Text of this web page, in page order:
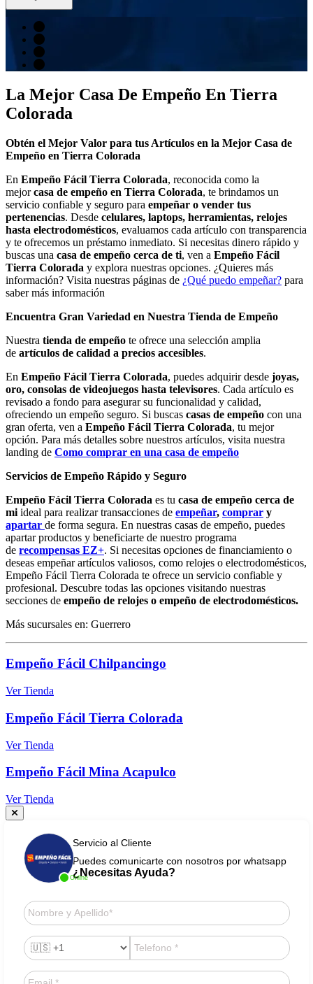
La Mejor Casa De Empeño En Tierra
Colorada
Obtén el Mejor Valor para tus Artículos en la Mejor Casa de
Empeño en Tierra Colorada
En Empeño Fácil Tierra Colorada, reconocida como la
mejorcasa de empeño en Tierra Colorada, te brindamos un
servicio confiable y seguro para empeñar o vender tus
pertenencias. Desde celulares, laptops, herramientas, relojes
hasta electrodomésticos, evaluamos cada artículo con transparencia
y te ofrecemos un préstamo inmediato. Si necesitas dinero rápido y
buscas una casa de empeño cerca de ti, ven a Empeño Fácil
Tierra Colorada y explora nuestras opciones. ¿Quieres más
información? Visita nuestras páginas de ¿Qué puedo empeñar? para
saber más información
Encuentra Gran Variedad en Nuestra Tienda de Empeño
Nuestra tienda de empeño te ofrece una selección amplia
de artículos de calidad a precios accesibles.
En Empeño Fácil Tierra Colorada, puedes adquirir desde joyas,
oro, consolas de videojuegos hasta televisores. Cada artículo es
revisado a fondo para asegurar su funcionalidad y calidad,
ofreciendo un empeño seguro. Si buscas casas de empeño con una
gran oferta, ven a Empeño Fácil Tierra Colorada, tu mejor
opción. Para más detalles sobre nuestros artículos, visita nuestra
landing de Como comprar en una casa de empeño
Servicios de Empeño Rápido y Seguro
Empeño Fácil Tierra Colorada es tu casa de empeño cerca de
mi ideal para realizar transacciones de empeñar, comprar y
apartar de forma segura. En nuestras casas de empeño, puedes
apartar productos y beneficiarte de nuestro programa
de recompensas EZ+. Si necesitas opciones de financiamiento o
deseas empeñar artículos valiosos, como relojes o electrodomésticos,
Empeño Fácil Tierra Colorada te ofrece un servicio confiable y
profesional. Descubre todas las opciones visitando nuestras
secciones de empeño de relojes o empeño de electrodomésticos.
Más sucursales en: Guerrero
Empeño Fácil Chilpancingo
Ver Tienda
Empeño Fácil Tierra Colorada
Ver Tienda
Empeño Fácil Mina Acapulco
Ver Tienda
Online
Servicio al Cliente
Puedes comunicarte con nosotros por whatsapp
¿Necesitas Ayuda?